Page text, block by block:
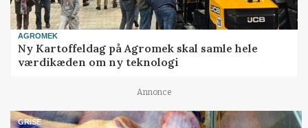
AGROMEK
Ny Kartoffeldag på Agromek skal samle hele
værdikæden om ny teknologi
Annonce
GRISE